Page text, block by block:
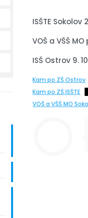
ISŠTE Sokolov
VOŠ a VŠŠ
ISŠ Ostrov 9.
Kam po ZŠ Ostrov
Kam po ZŠ ISŠTE
VOŠ a VŠŠ MO